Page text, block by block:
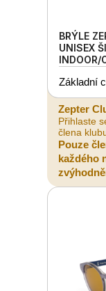
BRÝLE
UNISEX
INDOOR/
Základní
Zepter
Přihlaste
člena
Pouze
každého